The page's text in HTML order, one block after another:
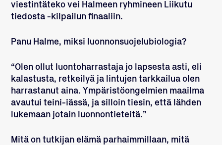
viestintäteko vei Halmeen ryhmineen Liikutu
tiedosta -kilpailun finaaliin.
Panu Halme, miksi luonnonsuojelubiologia?
“Olen ollut luontoharrastaja jo lapsesta asti, eli
kalastusta, retkeilyä ja lintujen tarkkailua olen
harrastanut aina. Ympäristöongelmien maailma
avautui teini-iässä, ja silloin tiesin, että lähden
lukemaan jotain luonnontieteitä.”
Mitä on tutkijan elämä parhaimmillaan, mitä